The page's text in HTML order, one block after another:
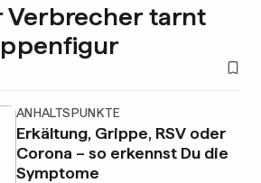
Verbrecher tarnt
ANHALTSPUNKTE
Erkältung, Grippe, RSV oder
Corona – so erkennst Du die
Symptome